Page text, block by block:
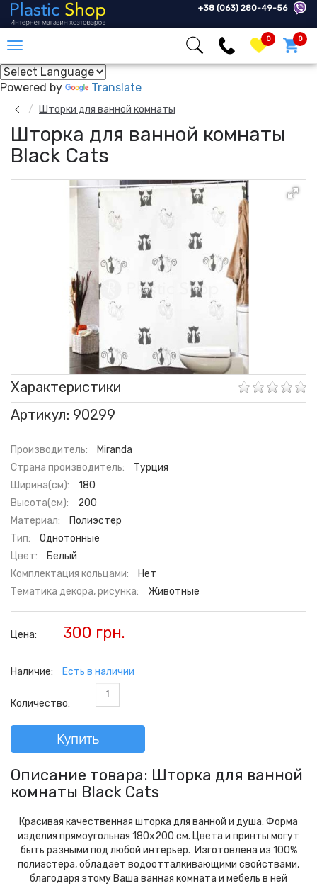
+38 (063) 280-49-56
0 0
Powered by Translate
Шторки для ванной комнаты
Шторка для ванной комнаты
Black Cats
Характеристики
Артикул: 90299
Производитель:
Miranda
Страна производитель:
Турция
Ширина(см):
180
Высота(см):
200
Материал:
Полиэстер
Тип:
Однотонные
Цвет:
Белый
Комплектация кольцами:
Нет
Тематика декора, рисунка:
Животные
Цена: 300 грн.
Наличие: Есть в наличии
Количество:
Купить
Описание товара: Шторка для ванной
комнаты Black Cats
Красивая качественная шторка для ванной и душа. Форма
изделия прямоугольная 180х200 см. Цвета и принты могут
быть разными под любой интерьер. Изготовлена из 100%
полиэстера, обладает водоотталкивающими свойствами,
благодаря этому Ваша ванная комната и мебель в ней